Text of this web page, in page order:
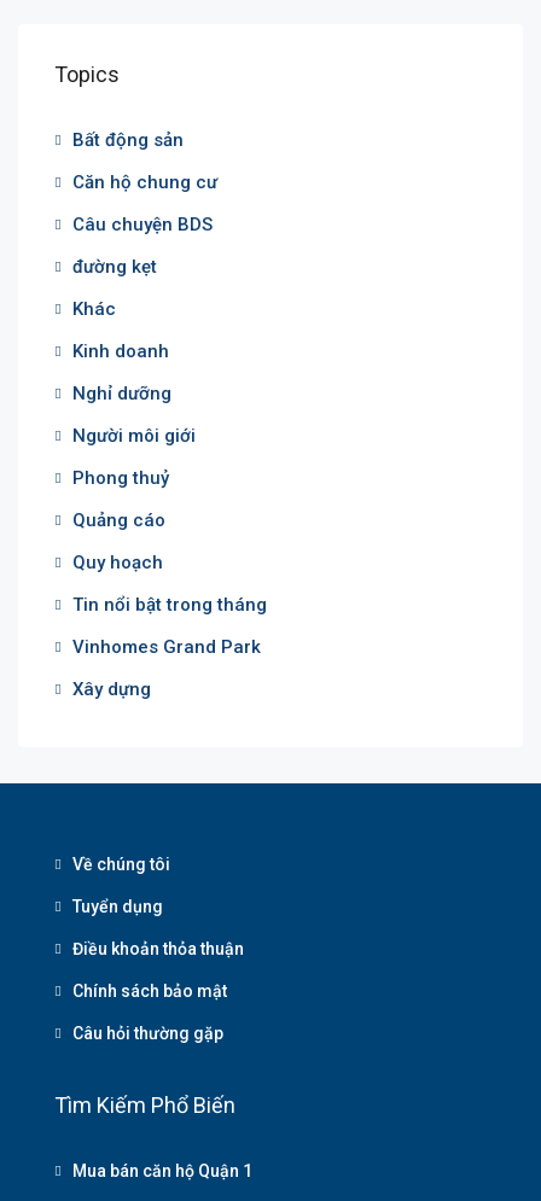
Topics
Bất động sản
Căn hộ chung cư
Câu chuyện BDS
đường kẹt
Khác
Kinh doanh
Nghỉ dưỡng
Người môi giới
Phong thuỷ
Quảng cáo
Quy hoạch
Tin nổi bật trong tháng
Vinhomes Grand Park
Xây dựng
Về chúng tôi
Tuyển dụng
Điều khoản thỏa thuận
Chính sách bảo mật
Câu hỏi thường gặp
Tìm Kiếm Phổ Biến
Mua bán căn hộ Quận 1